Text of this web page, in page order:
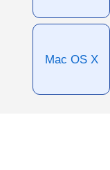
Mac OS X